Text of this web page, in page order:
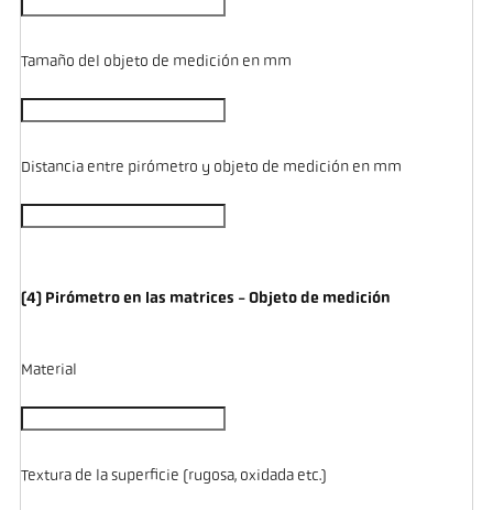
Tamaño del objeto de medición en mm
Distancia entre pirómetro y objeto de medición en mm
(4) Pirómetro en las matrices - Objeto de medición
Material
Textura de la superficie (rugosa, oxidada etc.)